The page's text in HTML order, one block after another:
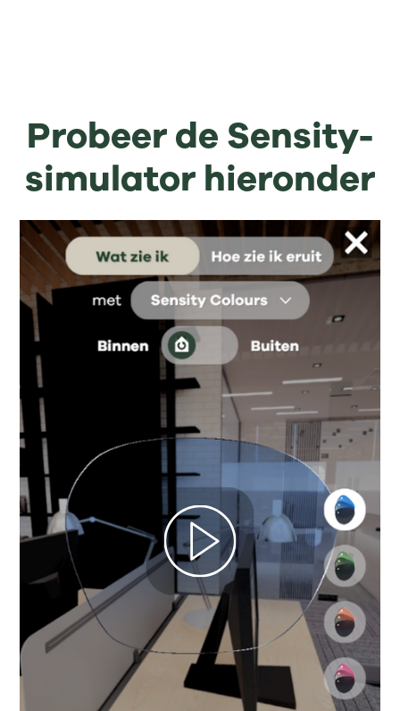
Probeer de Sensity-
simulator hieronder